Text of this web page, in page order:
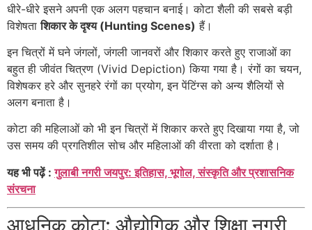
धीरे-धीरे इसने अपनी एक अलग पहचान बनाई। कोटा शैली की सबसे बड़ी
विशेषताशिकार के दृश्य (Hunting Scenes) हैं।
इन चित्रों में घने जंगलों, जंगली जानवरों और शिकार करते हुए राजाओं का
बहुत ही जीवंत चित्रण (Vivid Depiction) किया गया है। रंगों का चयन,
विशेषकर हरे और सुनहरे रंगों का प्रयोग, इन पेंटिंग्स को अन्य शैलियों से
अलग बनाता है।
कोटा की महिलाओं को भी इन चित्रों में शिकार करते हुए दिखाया गया है, जो
उस समय की प्रगतिशील सोच और महिलाओं की वीरता को दर्शाता है।
यह भी पढ़ें :गुलाबी नगरी जयपुर: इतिहास, भूगोल, संस्कृति और प्रशासनिक
संरचना
आधुनिक कोटा: औद्योगिक और शिक्षा नगरी